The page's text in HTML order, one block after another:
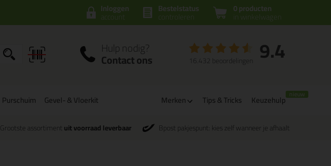
0 producten
in winkelwagen
Bestelstatus
controleren
Inloggen
account
Hulp nodig?
Contact ons 9.4
16.432 beoordelingen
Purschuim Gevel- & Vloerkit Merken Tips & Tricks Keuzehulp
Grootste assortiment uit voorraad leverbaar Bpost pakjespunt: kies zelf wanneer je afhaalt